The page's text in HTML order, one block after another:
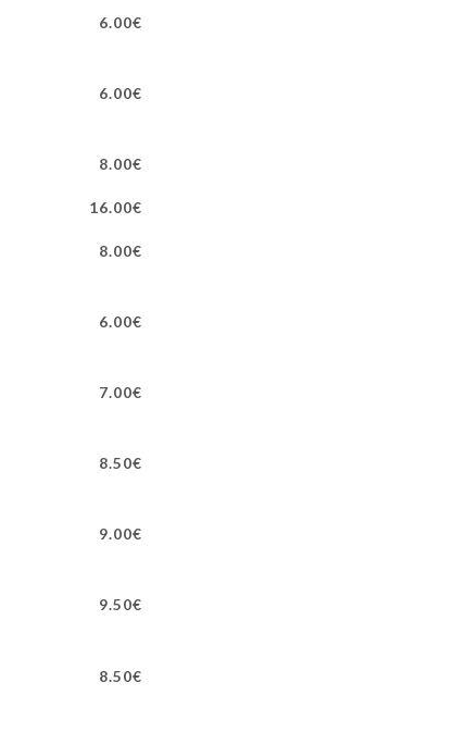
6.00€
6.00€
8.00€
16.00€
8.00€
6.00€
7.00€
8.50€
9.00€
9.50€
8.50€